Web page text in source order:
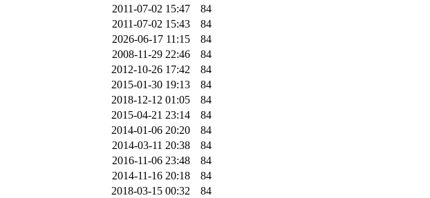
2011-07-02 15:47
84
2011-07-02 15:43
84
2026-06-17 11:15
84
2008-11-29 22:46
84
2012-10-26 17:42
84
2015-01-30 19:13
84
2018-12-12 01:05
84
2015-04-21 23:14
84
2014-01-06 20:20
84
2014-03-11 20:38
84
2016-11-06 23:48
84
2014-11-16 20:18
84
2018-03-15 00:32
84